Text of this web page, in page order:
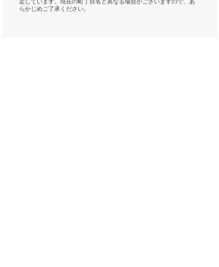
定しています。現在の町丁目名と異なる場合がございますので、あ
らかじめご了承ください。